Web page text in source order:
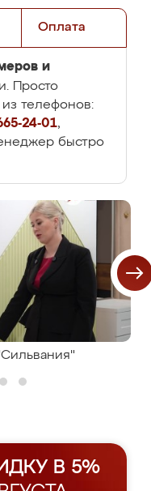
Оплата
и
Просто
телефонов:
24-01,
быстро
В 5%